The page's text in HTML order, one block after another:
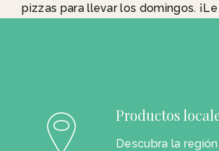
pizzas para llevar los domingos.
Productos
Descubra la